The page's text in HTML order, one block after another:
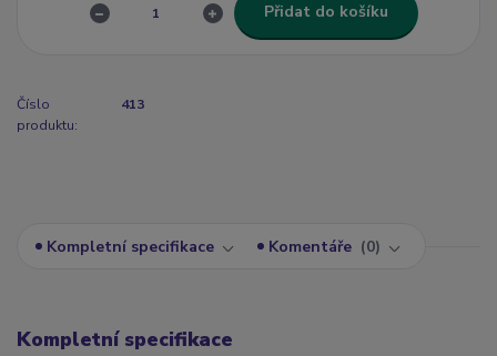
Přidat do košíku
Číslo
produktu:
413
Kompletní specifikace Komentáře 0
Kompletní specifikace